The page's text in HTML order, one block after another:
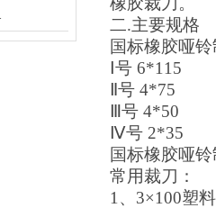
二.主要规格
国标橡胶哑
Ⅰ号 6*115
Ⅱ号 4*75
Ⅲ号 4*50
Ⅳ号 2*35
国标橡胶哑
常用裁刀：
1、3×100塑